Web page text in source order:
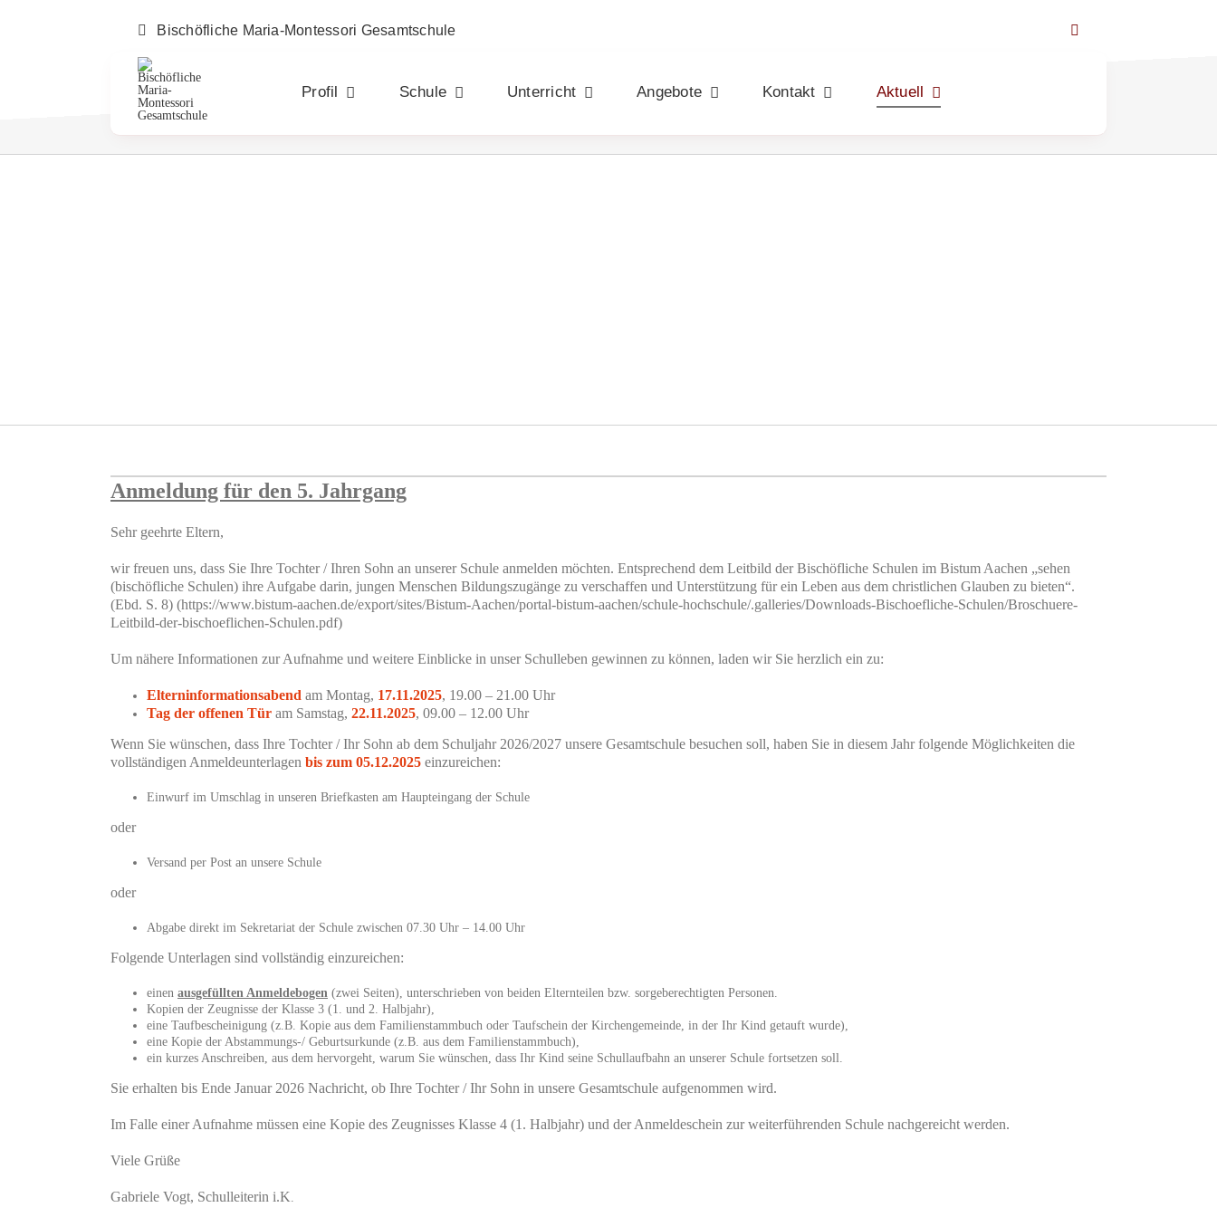
Bischöfliche Maria-Montessori Gesamtschule
Profil Schule Unterricht Angebote Kontakt Aktuell
Anmeldung für den 5. Jahrgang
Sehr geehrte Eltern,
wir freuen uns, dass Sie Ihre Tochter / Ihren Sohn an unserer Schule anmelden möchten. Entsprechend dem Leitbild der Bischöfliche Schulen im Bistum Aachen „sehen
(bischöfliche Schulen) ihre Aufgabe darin, jungen Menschen Bildungszugänge zu verschaffen und Unterstützung für ein Leben aus dem christlichen Glauben zu bieten“.
(Ebd. S. 8) (https://www.bistum-aachen.de/export/sites/Bistum-Aachen/portal-bistum-aachen/schule-hochschule/.galleries/Downloads-Bischoefliche-Schulen/Broschuere-
Leitbild-der-bischoeflichen-Schulen.pdf)
Um nähere Informationen zur Aufnahme und weitere Einblicke in unser Schulleben gewinnen zu können, laden wir Sie herzlich ein zu:
Elterninformationsabend am Montag, 17.11.2025, 19.00 – 21.00 Uhr
Tag der offenen Tür am Samstag, 22.11.2025, 09.00 – 12.00 Uhr
Wenn Sie wünschen, dass Ihre Tochter / Ihr Sohn ab dem Schuljahr 2026/2027 unsere Gesamtschule besuchen soll, haben Sie in diesem Jahr folgende Möglichkeiten die
vollständigen Anmeldeunterlagen bis zum 05.12.2025 einzureichen:
Einwurf im Umschlag in unseren Briefkasten am Haupteingang der Schule
oder
Versand per Post an unsere Schule
oder
Abgabe direkt im Sekretariat der Schule zwischen 07.30 Uhr – 14.00 Uhr
Folgende Unterlagen sind vollständig einzureichen:
einen ausgefüllten Anmeldebogen (zwei Seiten), unterschrieben von beiden Elternteilen bzw. sorgeberechtigten Personen.
Kopien der Zeugnisse der Klasse 3 (1. und 2. Halbjahr),
eine Taufbescheinigung (z.B. Kopie aus dem Familienstammbuch oder Taufschein der Kirchengemeinde, in der Ihr Kind getauft wurde),
eine Kopie der Abstammungs-/ Geburtsurkunde (z.B. aus dem Familienstammbuch),
ein kurzes Anschreiben, aus dem hervorgeht, warum Sie wünschen, dass Ihr Kind seine Schullaufbahn an unserer Schule fortsetzen soll.
Sie erhalten bis Ende Januar 2026 Nachricht, ob Ihre Tochter / Ihr Sohn in unsere Gesamtschule aufgenommen wird.
Im Falle einer Aufnahme müssen eine Kopie des Zeugnisses Klasse 4 (1. Halbjahr) und der Anmeldeschein zur weiterführenden Schule nachgereicht werden.
Viele Grüße
Gabriele Vogt, Schulleiterin i.K.